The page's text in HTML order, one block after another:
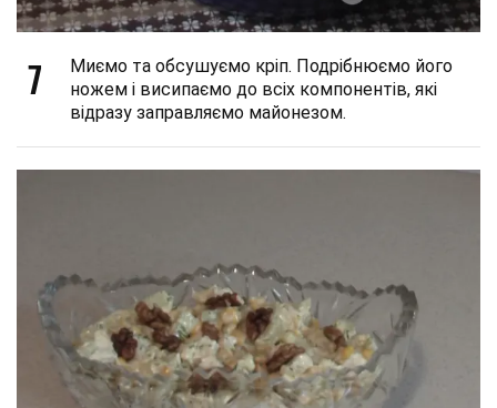
7
Миємо та обсушуємо кріп. Подрібнюємо його
ножем і висипаємо до всіх компонентів, які
відразу заправляємо майонезом.